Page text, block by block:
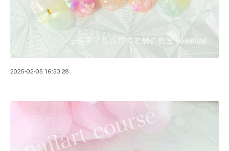
2025-02-05 16:50:28